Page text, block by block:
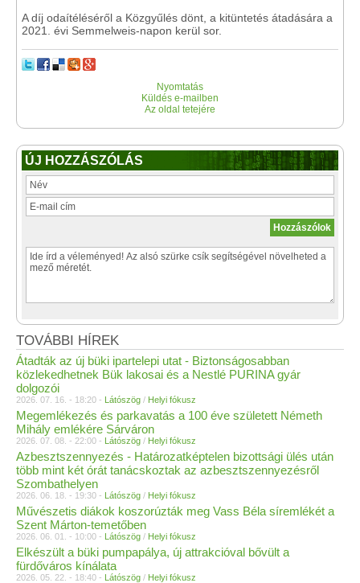
A díj odaítéléséről a Közgyűlés dönt, a kitüntetés átadására a
2021. évi Semmelweis-napon kerül sor.
Nyomtatás
Küldés e-mailben
Az oldal tetejére
ÚJ HOZZÁSZÓLÁS
TOVÁBBI HÍREK
Átadták az új büki ipartelepi utat - Biztonságosabban
közlekedhetnek Bük lakosai és a Nestlé PURINA gyár
dolgozói
2026. 07. 16. - 18:20 - Látószög / Helyi fókusz
Megemlékezés és parkavatás a 100 éve született Németh
Mihály emlékére Sárváron
2026. 07. 08. - 22:00 - Látószög / Helyi fókusz
Azbesztszennyezés - Határozatképtelen bizottsági ülés után
több mint két órát tanácskoztak az azbesztszennyezésről
Szombathelyen
2026. 06. 18. - 19:30 - Látószög / Helyi fókusz
Művészetis diákok koszorúzták meg Vass Béla síremlékét a
Szent Márton-temetőben
2026. 06. 01. - 10:00 - Látószög / Helyi fókusz
Elkészült a büki pumpapálya, új attrakcióval bővült a
fürdőváros kínálata
2026. 05. 22. - 18:40 - Látószög / Helyi fókusz